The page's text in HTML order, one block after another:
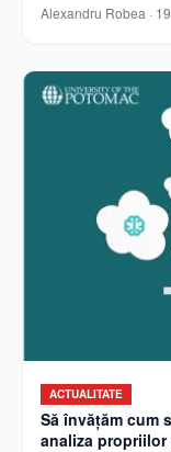
Alexandru Robea ·
ACTUALITATE
Să învățăm cum
analiza propriilor